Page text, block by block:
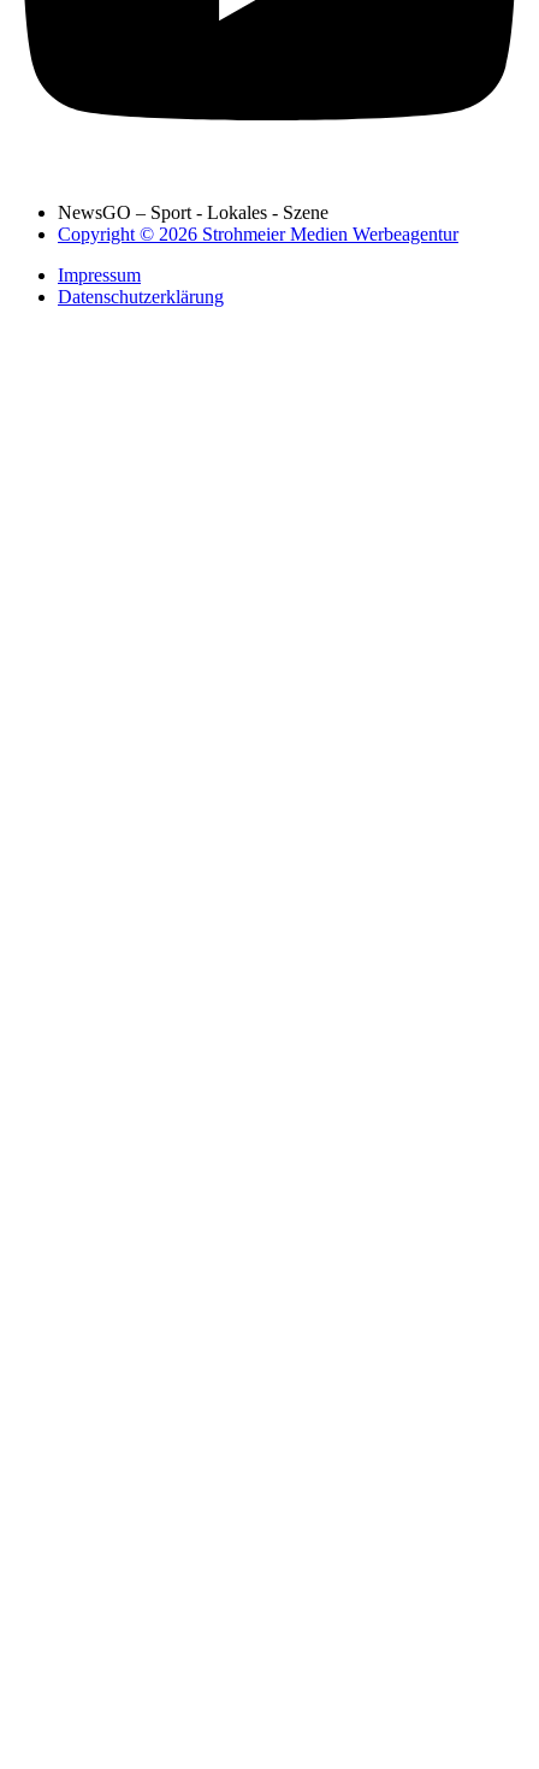
NewsGO – Sport - Lokales - Szene
Copyright © 2026 Strohmeier Medien Werbeagentur
Impressum
Datenschutzerklärung